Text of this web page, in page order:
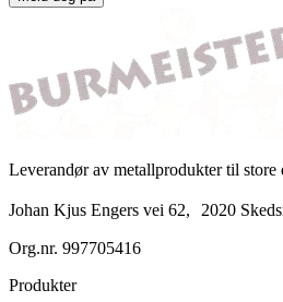
Leverandør av metallprodukter til
Johan Kjus Engers vei 62, 2020
Org.nr. 997705416
Produkter